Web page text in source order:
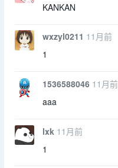
KANKAN
wxzyl0211 11月前
1
1536588046 11月前
aaa
lxk 11月前
1